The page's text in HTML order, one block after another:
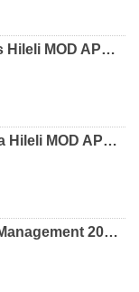
Whiteout Survival Elmas Hileli MOD APK indir [v1.13.1]
eFootball PES 2024 Para Hileli MOD APK indir [v8.2.0]
FCM 24 - Football Club Management 2024 Para Hileli MOD APK indir [v1.0.4]